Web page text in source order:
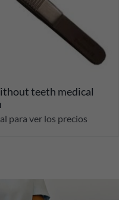
teeth medical
para ver los precios